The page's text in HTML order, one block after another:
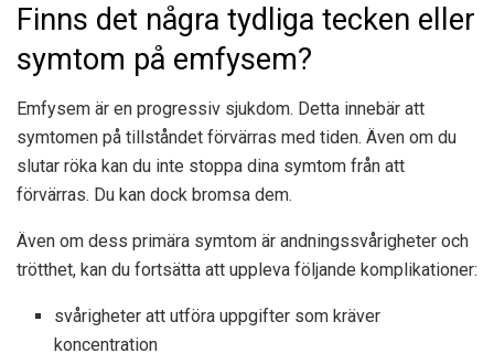
Finns det några tydliga tecken eller
symtom på emfysem?
Emfysem är en progressiv sjukdom. Detta innebär att
symtomen på tillståndet förvärras med tiden. Även om du
slutar röka kan du inte stoppa dina symtom från att
förvärras. Du kan dock bromsa dem.
Även om dess primära symtom är andningssvårigheter och
trötthet, kan du fortsätta att uppleva följande komplikationer:
svårigheter att utföra uppgifter som kräver
koncentration